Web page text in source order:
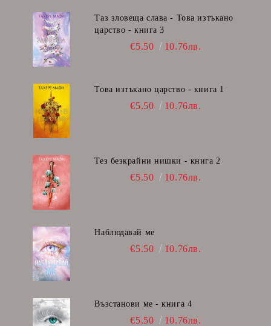
Таз зловеща слава - Това изтъкано
царство - книга 3
€5.50 10.76лв.
Това изтъкано царство - книга 1
€5.50 10.76лв.
Тез безкрайни нишки - книга 2
€5.50 10.76лв.
Наблюдавай ме
€5.50 10.76лв.
Възстанови ме - книга 4
€5.50 10.76лв.